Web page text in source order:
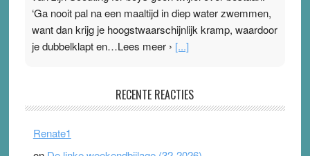
‘Ga nooit pal na een maaltijd in diep water zwemmen,
want dan krijg je hoogstwaarschijnlijk kramp, waardoor
je dubbelklapt en…Lees meer › [...]
Ward van Beek
topsporters. Ze hopen ermee hun hartslag te verlagen
RECENTE REACTIES
Renate1